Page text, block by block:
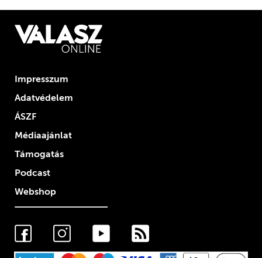
Impresszum
Adatvédelem
ÁSZF
Médiaajánlat
Támogatás
Podcast
Webshop